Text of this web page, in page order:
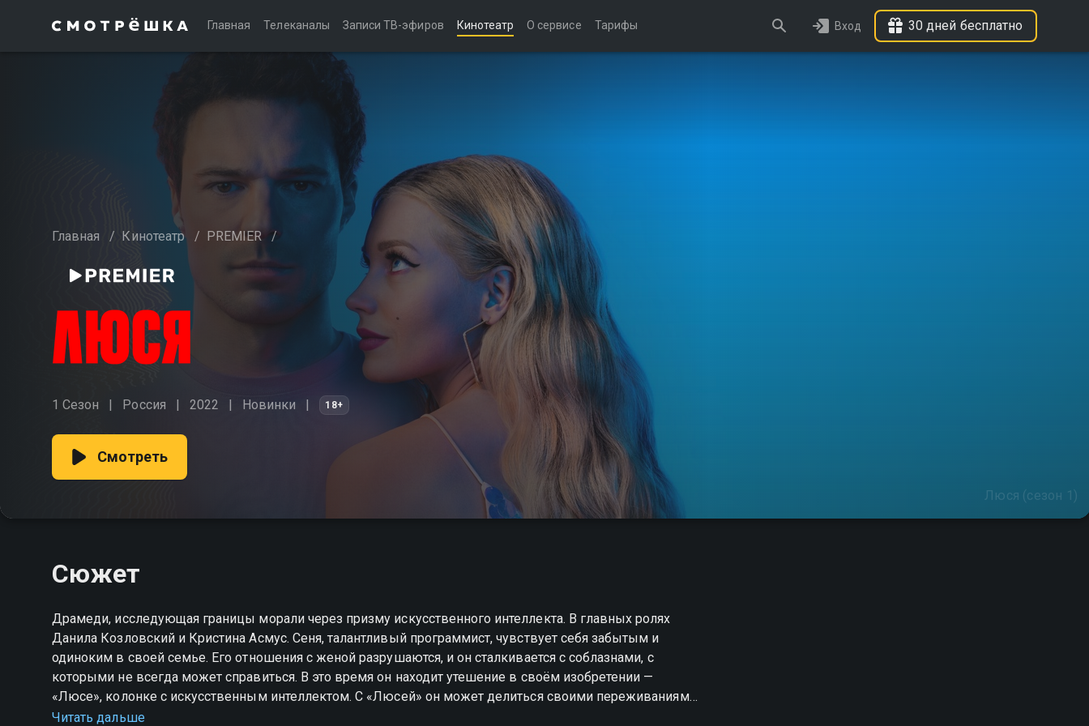
Главная Телеканалы Записи ТВ-эфиров Кинотеатр О сервисе Тарифы Вход 30 дней бесплатно
Главная / Кинотеатр / PREMIER /
1 Сезон Россия 2022 Новинки 18+
Люся (сезон 1)
Смотреть
Сюжет
Драмеди, исследующая границы морали через призму искусственного интеллекта. В главных ролях
Данила Козловский и Кристина Асмус. Сеня, талантливый программист, чувствует себя забытым и
одиноким в своей семье. Его отношения с женой разрушаются, и он сталкивается с соблазнами, с
которыми не всегда может справиться. В это время он находит утешение в своём изобретении —
«Люсе», колонке с искусственным интеллектом. С «Люсей» он может делиться своими переживаниями,
ведь она понимает его, предсказывает его действия и помогает решать проблемы. Постепенно
Читать дальше